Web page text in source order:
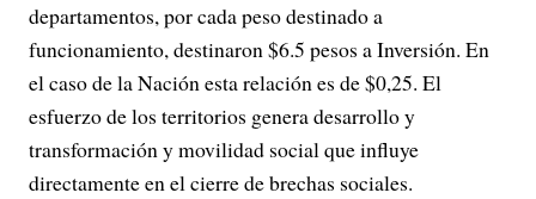
departamentos, por cada peso destinado a
funcionamiento, destinaron $6.5 pesos a Inversión. En
el caso de la Nación esta relación es de $0,25. El
esfuerzo de los territorios genera desarrollo y
transformación y movilidad social que influye
directamente en el cierre de brechas sociales.